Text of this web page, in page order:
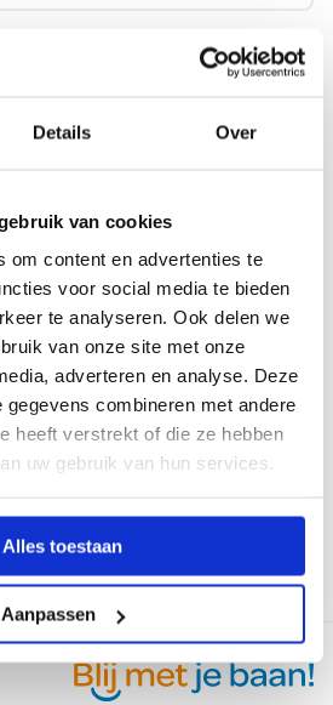
Details Over
van cookies
om content en advertenties te
voor social media te bieden
te analyseren. Ook delen we
van onze site met onze
adverteren en analyse. Deze
gegevens combineren met andere
heeft verstrekt of die ze hebben
uw gebruik van hun services.
Alles toestaan
Aanpassen
voor de klas